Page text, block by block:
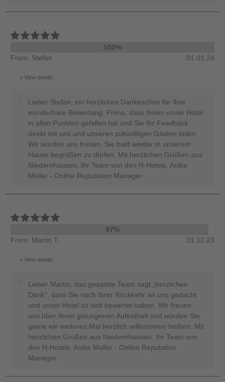
100%
From: Stefan
01.01.24
View details
Lieber Stefan, ein herzliches Dankeschön für Ihre
wunderbare Bewertung. Prima, dass Ihnen unser Hotel
in allen Punkten gefallen hat und Sie Ihr Feedback
direkt mit uns und unseren zukünftigen Gästen teilen.
Wir würden uns freuen, Sie bald wieder in unserem
Hause begrüßen zu dürfen. Mit herzlichen Grüßen aus
Niedernhausen, Ihr Team von den H-Hotels, Anika
Müller - Online Reputation Manager
97%
From: Martin T.
31.12.23
View details
Lieber Martin, das gesamte Team sagt „herzlichen
Dank“, dass Sie nach Ihrer Rückkehr an uns gedacht
und unser Hotel so nett bewertet haben. Wir freuen
uns über Ihren gelungenen Aufenthalt und würden Sie
gerne ein weiteres Mal herzlich willkommen heißen. Mit
herzlichen Grüßen aus Niedernhausen, Ihr Team von
den H-Hotels, Anika Müller - Online Reputation
Manager